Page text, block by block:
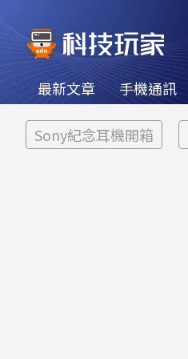
最新文章 手機通訊
Sony紀念耳機開箱